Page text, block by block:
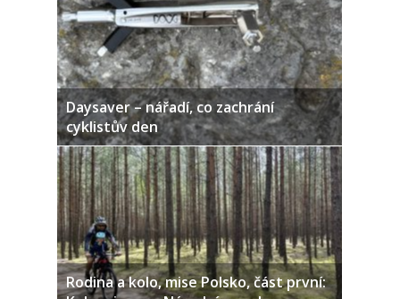
Daysaver – nářadí, co zachrání
cyklistův den
Rodina a kolo, mise Polsko, část první: